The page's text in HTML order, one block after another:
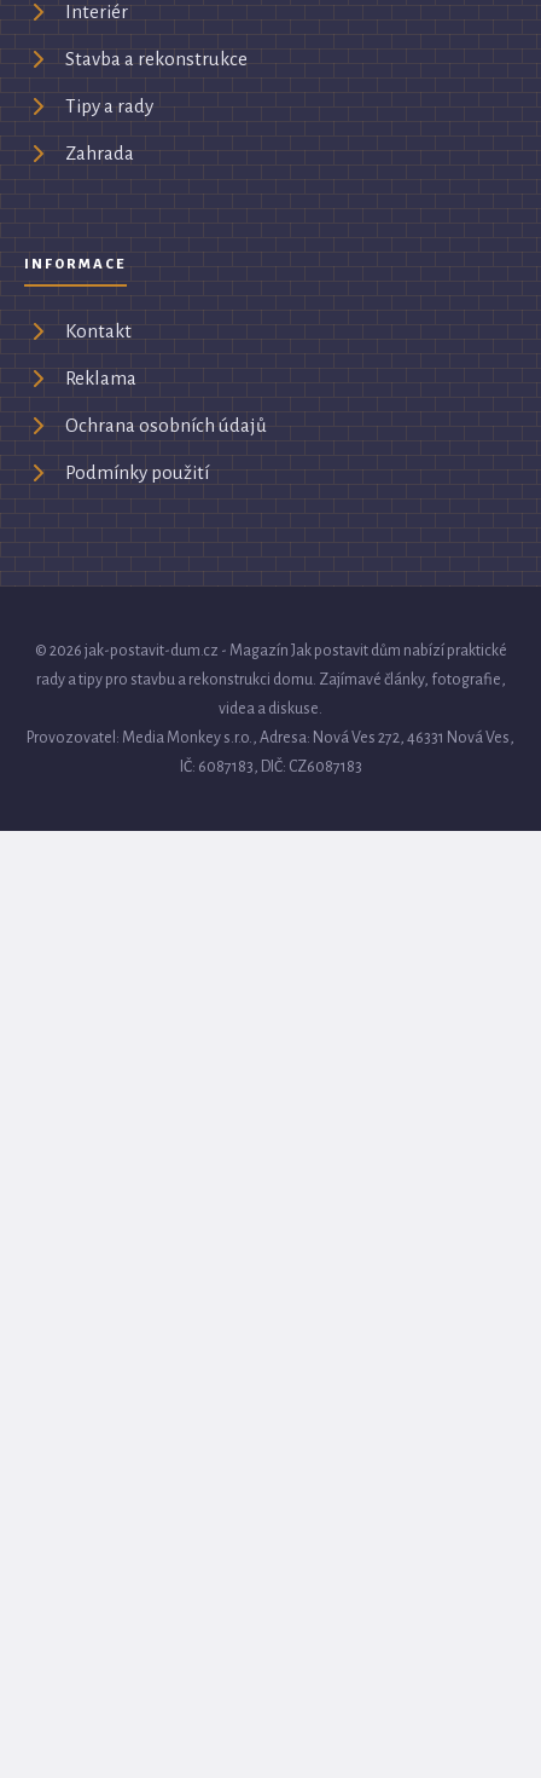
Interiér
Stavba a rekonstrukce
Tipy a rady
Zahrada
INFORMACE
Kontakt
Reklama
Ochrana osobních údajů
Podmínky použití
© 2026 jak-postavit-dum.cz - Magazín Jak postavit dům nabízí praktické
rady a tipy pro stavbu a rekonstrukci domu. Zajímavé články, fotografie,
videa a diskuse.
Provozovatel: Media Monkey s.r.o., Adresa: Nová Ves 272, 46331 Nová Ves,
IČ: 6087183, DIČ: CZ6087183